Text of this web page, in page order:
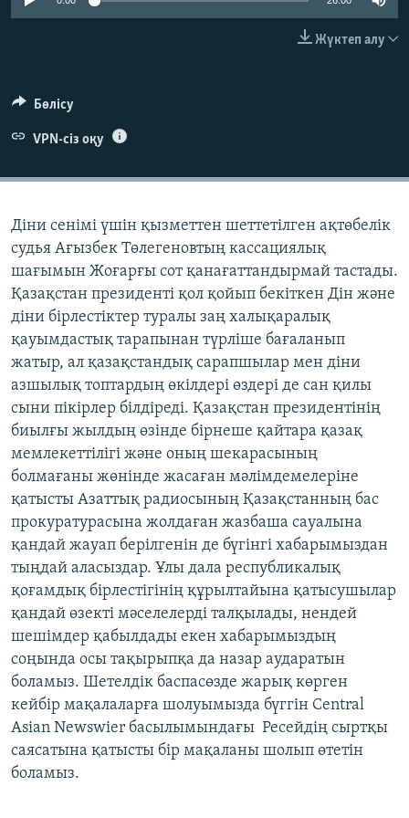
ЖАЗЫЛЫҢЫЗ
Басқа тілдерде
Жүктеп алу
Бөлісу
VPN-сіз оқу
Діни сенімі үшін қызметтен шеттетілген ақтөбелік
судья Ағызбек Төлегеновтың кассациялық
шағымын Жоғарғы сот қанағаттандырмай тастады.
Қазақстан президенті қол қойып бекіткен Дін және
діни бірлестіктер туралы заң халықаралық
қауымдастық тарапынан түрліше бағаланып
жатыр, ал қазақстандық сарапшылар мен діни
азшылық топтардың өкілдері өздері де сан қилы
сыни пікірлер білдіреді. Қазақстан президентінің
биылғы жылдың өзінде бірнеше қайтара қазақ
мемлекеттілігі және оның шекарасының
болмағаны жөнінде жасаған мәлімдемелеріне
қатысты Азаттық радиосының Қазақстанның бас
прокуратурасына жолдаған жазбаша сауалына
қандай жауап берілгенін де бүгінгі хабарымыздан
тыңдай аласыздар. Ұлы дала республикалық
қоғамдық бірлестігінің құрылтайына қатысушылар
қандай өзекті мәселелерді талқылады, нендей
шешімдер қабылдады екен хабарымыздың
соңында осы тақырыпқа да назар аударатын
боламыз. Шетелдік баспасөзде жарық көрген
кейбір мақалаларға шолуымызда бүггін Central
Asian Newswier басылымындағы Ресейдің сыртқы
саясатына қатысты бір мақаланы шолып өтетін
боламыз.